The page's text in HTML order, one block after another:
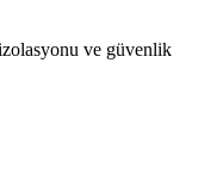
ve güvenlik